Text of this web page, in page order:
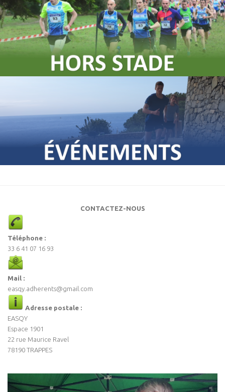
CONTACTEZ-NOUS
Téléphone :
33 6 41 07 16 93
Mail :
easqy.adherents@gmail.com
Adresse postale :
EASQY
Espace 1901
22 rue Maurice Ravel
78190 TRAPPES